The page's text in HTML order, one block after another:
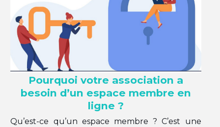
Pourquoi votre association a
besoin d’un espace membre en
ligne ?
Qu’est-ce qu’un espace membre ? C’est une